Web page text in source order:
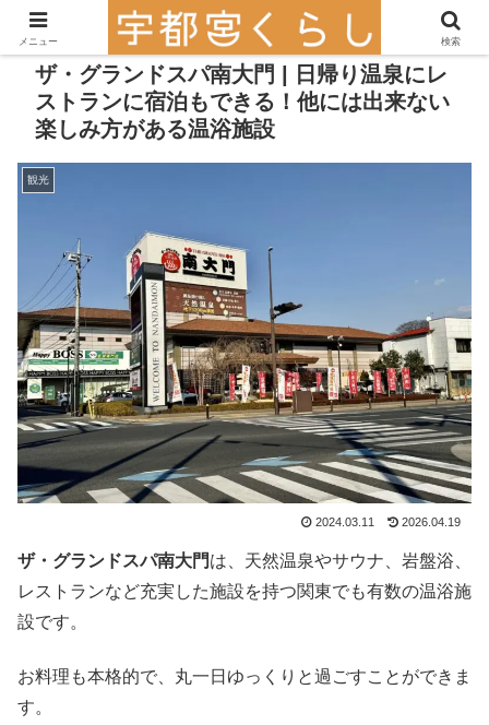
ザ・グランドスパ南大門 | 日帰り温泉にレ
ストランに宿泊もできる！他には出来ない
楽しみ方がある温浴施設
観光
2024.03.11 2026.04.19
ザ・グランドスパ南大門は、天然温泉やサウナ、岩盤浴、
レストランなど充実した施設を持つ関東でも有数の温浴施
設です。
お料理も本格的で、丸一日ゆっくりと過ごすことができま
す。
メニュー 検索